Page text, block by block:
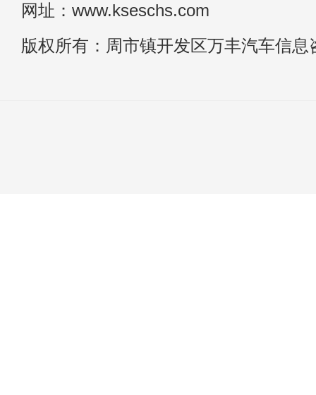
网址：www.kseschs.com
版权所有：周市镇开发区万丰汽车信息